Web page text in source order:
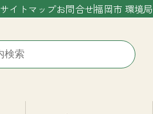
サイトマップお問合せ福岡市 環境局